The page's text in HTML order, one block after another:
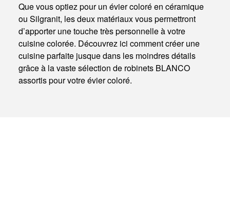
Que vous optiez pour un évier coloré en céramique
ou Silgranit, les deux matériaux vous permettront
d’apporter une touche très personnelle à votre
cuisine colorée. Découvrez ici comment créer une
cuisine parfaite jusque dans les moindres détails
grâce à la vaste sélection de robinets BLANCO
assortis pour votre évier coloré.